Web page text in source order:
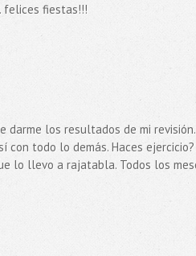
felices fiestas!!!
darme los resultados de mi
todo lo demás. Haces
lo llevo a rajatabla. Todos los